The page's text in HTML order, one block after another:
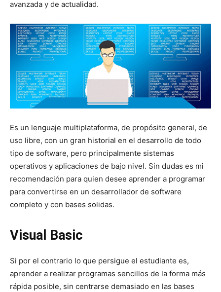
avanzada y de actualidad.
Es un lenguaje multiplataforma, de propósito general, de
uso libre, con un gran historial en el desarrollo de todo
tipo de software, pero principalmente sistemas
operativos y aplicaciones de bajo nivel. Sin dudas es mi
recomendación para quien desee aprender a programar
para convertirse en un desarrollador de software
completo y con bases solidas.
Visual Basic
Si por el contrario lo que persigue el estudiante es,
aprender a realizar programas sencillos de la forma más
rápida posible, sin centrarse demasiado en las bases